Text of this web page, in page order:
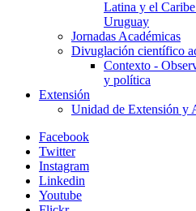
Latina y el
Uruguay
Jornadas Académicas
Divuglación científico
Contexto -
y política
Extensión
Unidad de Extensión y
Facebook
Twitter
Instagram
Linkedin
Youtube